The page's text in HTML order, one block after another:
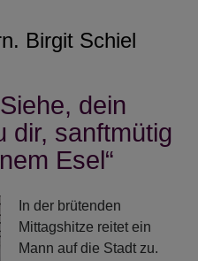
Birgit Schiel
dein
dir, sanftmütig
Esel“
In der brütenden
Mittagshitze reitet ein
Mann auf die Stadt zu.